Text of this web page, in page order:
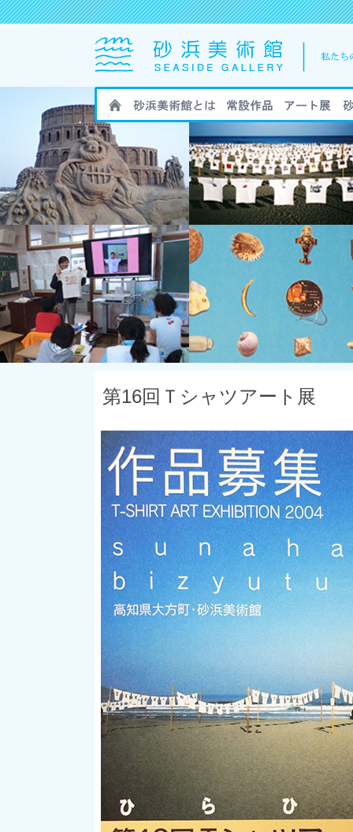
HOME 砂浜美術館とは砂浜美術館の作
砂
第16回Ｔシャツアート展